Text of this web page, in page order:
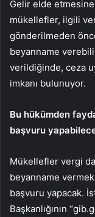
Gelir elde
mükellefler, ilgili
gönderilmeden
beyanname
verildiğinde, ceza
imkanı bulunuyor.
Bu hükümden
başvuru
Mükellefler vergi
beyanname
başvuru yapacak.
Başkanlığının